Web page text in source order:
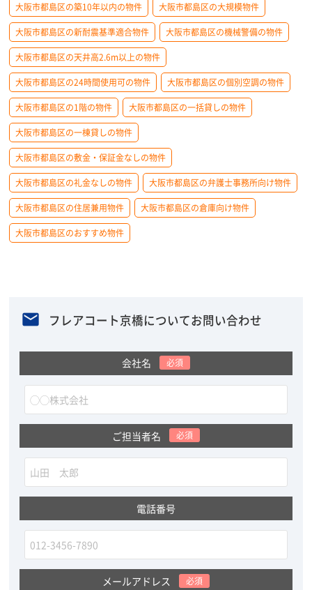
大阪市都島区の築10年以内の物件 大阪市都島区の大規模物件
大阪市都島区の新耐震基準適合物件 大阪市都島区の機械警備の物件
大阪市都島区の天井高2.6m以上の物件
大阪市都島区の24時間使用可の物件 大阪市都島区の個別空調の物件
大阪市都島区の1階の物件 大阪市都島区の一括貸しの物件
大阪市都島区の一棟貸しの物件
大阪市都島区の敷金・保証金なしの物件
大阪市都島区の礼金なしの物件 大阪市都島区の弁護士事務所向け物件
大阪市都島区の住居兼用物件 大阪市都島区の倉庫向け物件
大阪市都島区のおすすめ物件
フレアコート京橋についてお問い合わせ
会社名 必須
ご担当者名 必須
電話番号
メールアドレス 必須